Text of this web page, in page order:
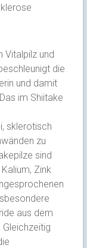
Vitalpilz und
die
und damit
im Shiitake
sklerotisch
zu
sind
Zink
aus dem